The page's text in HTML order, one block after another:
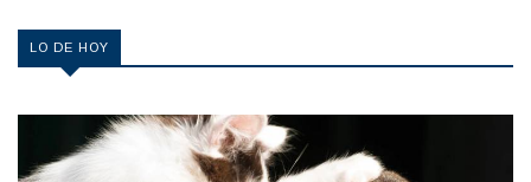
LO DE HOY